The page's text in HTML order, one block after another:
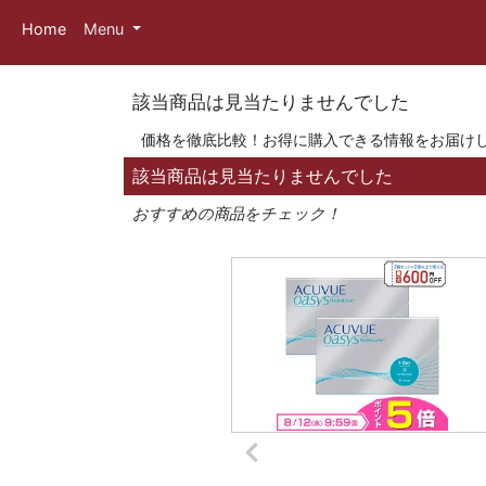
Home Menu
該当商品は見当たりませんでした
価格を徹底比較！お得に購入できる情報をお届け
該当商品は見当たりませんでした
おすすめの商品をチェック！